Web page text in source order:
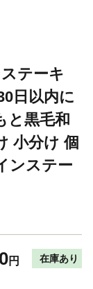
テーキ
日以内に
と黒毛和
小分け 個
ンステー
円 在庫あり